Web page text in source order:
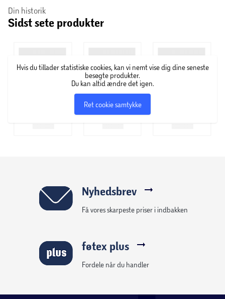
Din historik
Sidst sete produkter
Hvis du tillader statistiske cookies, kan vi nemt vise dig dine seneste
besøgte produkter.
Du kan altid ændre det igen.
Ret cookie samtykke
Nyhedsbrev
Få vores skarpeste priser i indbakken
føtex plus
Fordele når du handler